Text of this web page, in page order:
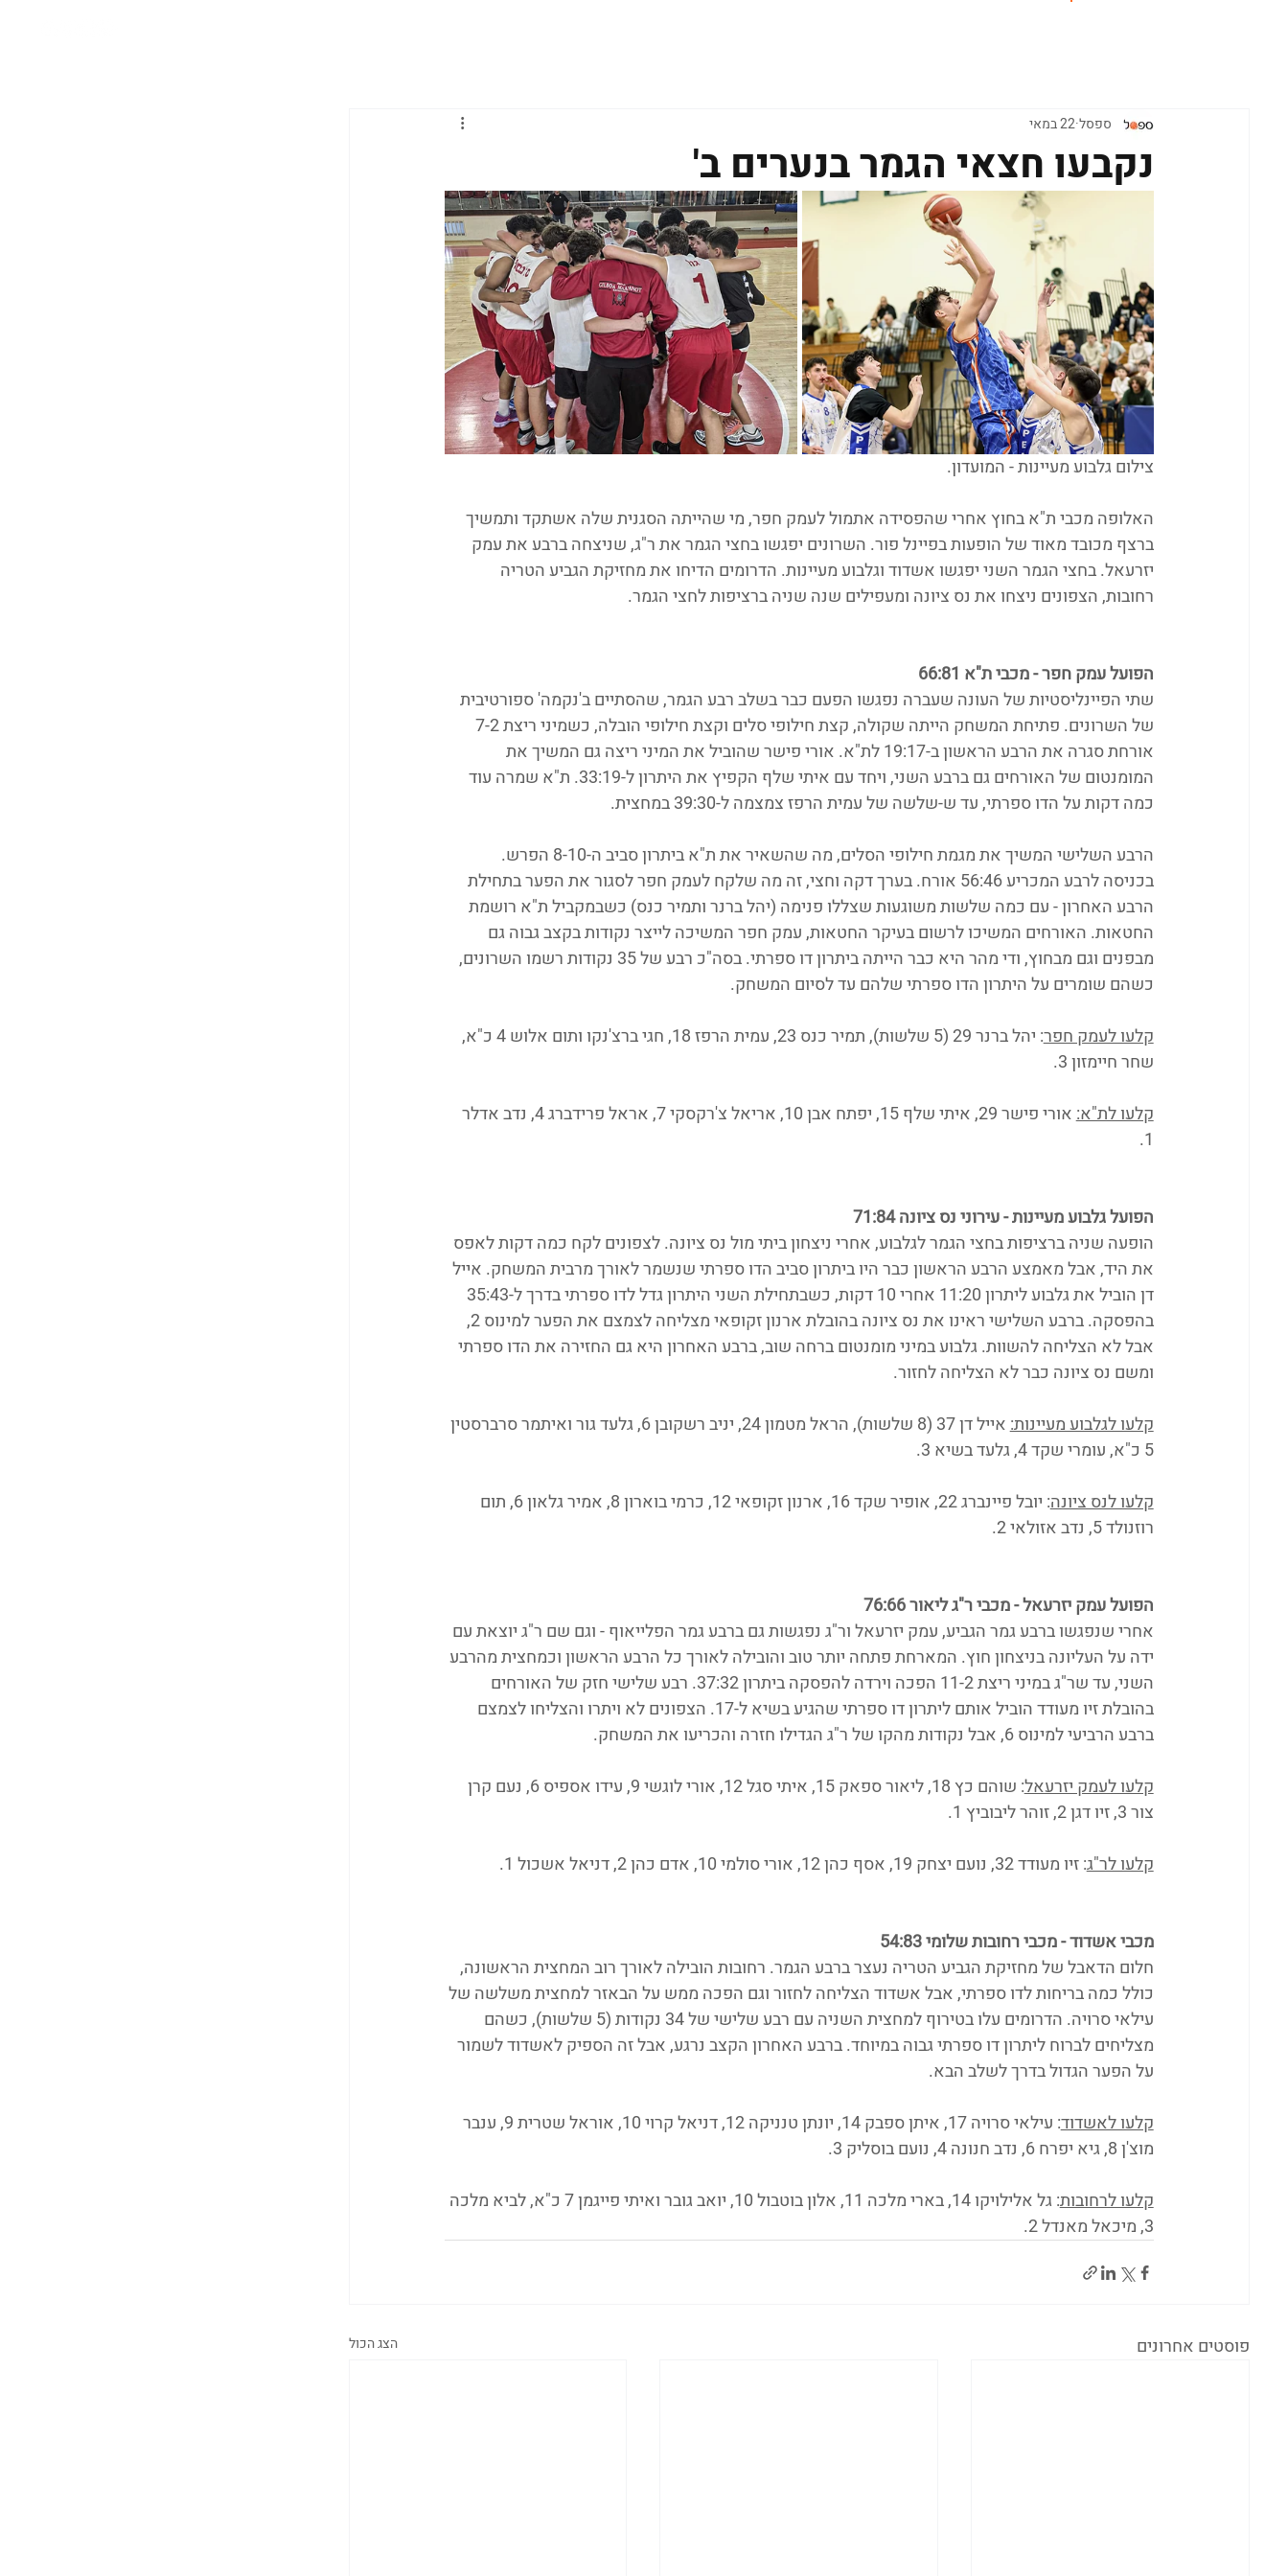
נקבעו חצאי הגמר בנערים ב'
ספסל 22 במאי
צילום גלבוע מעיינות - המועדון.
האלופה מכבי ת"א בחוץ אחרי שהפסידה אתמול לעמק חפר, מי שהייתה הסגנית שלה אשתקד ותמשיך
ברצף מכובד מאוד של הופעות בפיינל פור. השרונים יפגשו בחצי הגמר את ר"ג, שניצחה ברבע את עמק
יזרעאל. בחצי הגמר השני יפגשו אשדוד וגלבוע מעיינות. הדרומים הדיחו את מחזיקת הגביע הטריה
רחובות, הצפונים ניצחו את נס ציונה ומעפילים שנה שניה ברציפות לחצי הגמר.
הפועל עמק חפר - מכבי ת"א 66:81
שתי הפיינליסטיות של העונה שעברה נפגשו הפעם כבר בשלב רבע הגמר, שהסתיים ב'נקמה' ספורטיבית
אורחת סגרה את הרבע הראשון ב-19:17 לת"א. אורי פישר שהוביל את המיני ריצה גם המשיך את
המומנטום של האורחים גם ברבע השני, ויחד עם איתי שלף הקפיץ את היתרון ל-33:19. ת"א שמרה עוד
כמה דקות על הדו ספרתי, עד ש-שלשה של עמית הרפז צמצמה ל-39:30 במחצית.
הרבע השלישי המשיך את מגמת חילופי הסלים, מה שהשאיר את ת"א ביתרון סביב ה-8-10 הפרש.
בכניסה לרבע המכריע 56:46 אורח. בערך דקה וחצי, זה מה שלקח לעמק חפר לסגור את הפער בתחילת
הרבע האחרון - עם כמה שלשות משוגעות שצללו פנימה (יהל ברנר ותמיר כנס) כשבמקביל ת"א רושמת
החטאות. האורחים המשיכו לרשום בעיקר החטאות, עמק חפר המשיכה לייצר נקודות בקצב גבוה גם
מבפנים וגם מבחוץ, ודי מהר היא כבר הייתה ביתרון דו ספרתי. בסה"כ רבע של 35 נקודות רשמו השרונים,
כשהם שומרים על היתרון הדו ספרתי שלהם עד לסיום המשחק.
קלעו לעמק חפר
: יהל ברנר 29 (5 שלשות), תמיר כנס 23, עמית הרפז 18, חגי ברצ'נקו ותום אלוש 4 כ"א,
שחר חיימזון 3.
קלעו לת"א:
אורי פישר 29, איתי שלף 15, יפתח אבן 10, אריאל צ'רקסקי 7, אראל פרידברג 4, נדב אדלר
1.
הפועל גלבוע מעיינות - עירוני נס ציונה 71:84
הופעה שניה ברציפות בחצי הגמר לגלבוע, אחרי ניצחון ביתי מול נס ציונה. לצפונים לקח כמה דקות לאפס
את היד, אבל מאמצע הרבע הראשון כבר היו ביתרון סביב הדו ספרתי שנשמר לאורך מרבית המשחק. אייל
בהפסקה. ברבע השלישי ראינו את נס ציונה בהובלת ארנון זקופאי מצליחה לצמצם את הפער למינוס 2,
אבל לא הצליחה להשוות. גלבוע במיני מומנטום ברחה שוב, ברבע האחרון היא גם החזירה את הדו ספרתי
ומשם נס ציונה כבר לא הצליחה לחזור.
קלעו לגלבוע מעיינות:
אייל דן 37 (8 שלשות), הראל מטמון 24, יניב רשקובן 6, גלעד גור ואיתמר סרברסטין
5 כ"א, עומרי שקד 4, גלעד בשיא 3.
קלעו לנס ציונה
: יובל פיינברג 22, אופיר שקד 16, ארנון זקופאי 12, כרמי בוארון 8, אמיר גלאון 6, תום
רוזנולד 5, נדב אזולאי 2.
הפועל עמק יזרעאל - מכבי ר"ג ליאור 76:66
אחרי שנפגשו ברבע גמר הגביע, עמק יזרעאל ור"ג נפגשות גם ברבע גמר הפלייאוף - וגם שם ר"ג יוצאת עם
ידה על העליונה בניצחון חוץ. המארחת פתחה יותר טוב והובילה לאורך כל הרבע הראשון וכמחצית מהרבע
השני, עד שר"ג במיני ריצת 11-2 הפכה וירדה להפסקה ביתרון 37:32. רבע שלישי חזק של האורחים
בהובלת זיו מעודד הוביל אותם ליתרון דו ספרתי שהגיע בשיא ל-17. הצפונים לא ויתרו והצליחו לצמצם
ברבע הרביעי למינוס 6, אבל נקודות מהקו של ר"ג הגדילו חזרה והכריעו את המשחק.
קלעו לעמק יזרעאל
: שוהם כץ 18, ליאור ספאק 15, איתי סגל 12, אורי לוגשי 9, עידו אספיס 6, נעם קרן
צור 3, זיו דגן 2, זוהר ליבוביץ 1.
קלעו לר"ג: זיו מעודד 32, נועם יצחק 19, אסף כהן 12, אורי סולמי 10, אדם כהן 2, דניאל אשכול 1.
מכבי אשדוד - מכבי רחובות שלומי 54:83
חלום הדאבל של מחזיקת הגביע הטריה נעצר ברבע הגמר. רחובות הובילה לאורך רוב המחצית הראשונה,
כולל כמה בריחות לדו ספרתי, אבל אשדוד הצליחה לחזור וגם הפכה ממש על הבאזר למחצית משלשה של
עילאי סרויה. הדרומים עלו בטירוף למחצית השניה עם רבע שלישי של 34 נקודות (5 שלשות), כשהם
מצליחים לברוח ליתרון דו ספרתי גבוה במיוחד. ברבע האחרון הקצב נרגע, אבל זה הספיק לאשדוד לשמור
על הפער הגדול בדרך לשלב הבא.
קלעו לאשדוד
: עילאי סרויה 17, איתן ספבק 14, יונתן טנניקה 12, דניאל קרוי 10, אוראל שטרית 9, ענבר
מוצ'ן 8, גיא יפרח 6, נדב חנונה 4, נועם בוסליק 3.
קלעו לרחובות
: גל אלילויקו 14, בארי מלכה 11, אלון בוטבול 10, יואב גובר ואיתי פייגמן 7 כ"א, לביא מלכה
3, מיכאל מאנדל 2.
פוסטים אחרונים הצג הכול